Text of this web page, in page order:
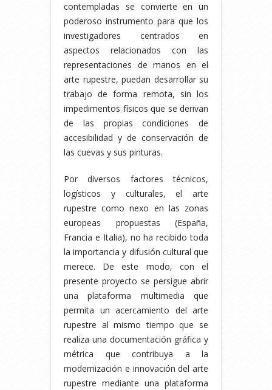
contempladas se convierte en un
poderoso instrumento para que los
investigadores centrados en
aspectos relacionados con las
representaciones de manos en el
arte rupestre, puedan desarrollar su
trabajo de forma remota, sin los
impedimentos físicos que se derivan
de las propias condiciones de
accesibilidad y de conservación de
las cuevas y sus pinturas.
Por diversos factores técnicos,
logísticos y culturales, el arte
rupestre como nexo en las zonas
europeas propuestas (España,
Francia e Italia), no ha recibido toda
la importancia y difusión cultural que
merece. De este modo, con el
presente proyecto se persigue abrir
una plataforma multimedia que
permita un acercamiento del arte
rupestre al mismo tiempo que se
realiza una documentación gráfica y
métrica que contribuya a la
modernización e innovación del arte
rupestre mediante una plataforma